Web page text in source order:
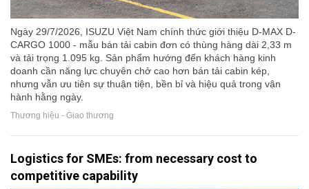
Ngày 29/7/2026, ISUZU Việt Nam chính thức giới thiệu D-MAX D-
CARGO 1000 - mẫu bán tải cabin đơn có thùng hàng dài 2,33 m
và tải trọng 1.095 kg. Sản phẩm hướng đến khách hàng kinh
doanh cần năng lực chuyên chở cao hơn bán tải cabin kép,
nhưng vẫn ưu tiên sự thuận tiện, bền bỉ và hiệu quả trong vận
hành hằng ngày.
Thương hiệu - Giao thương
Logistics for SMEs: from necessary cost to
competitive capability